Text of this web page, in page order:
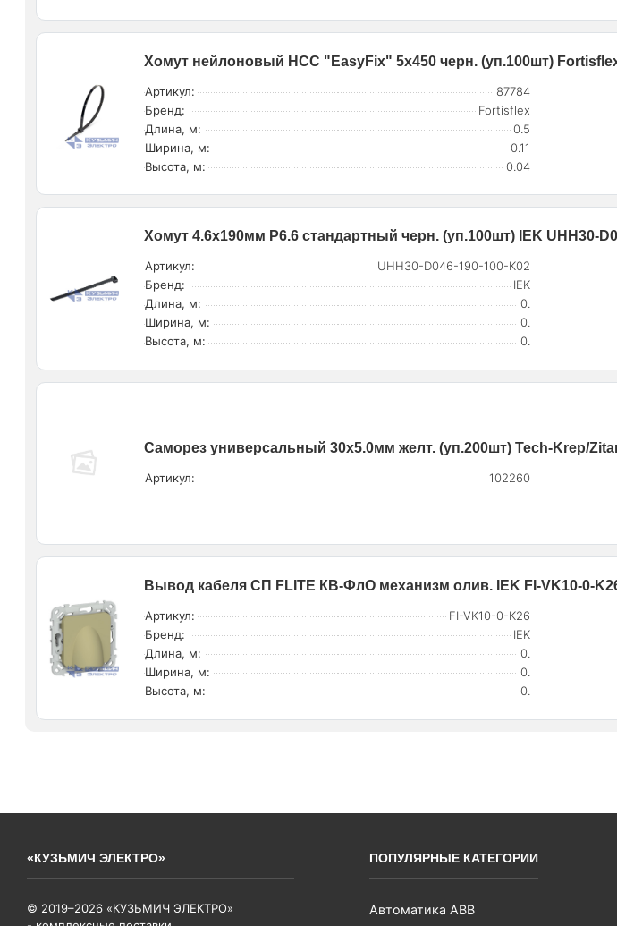
Хомут нейлоновый НСС "EasyFix" 5х450 черн. (уп.100шт)
Артикул:
87784
Бренд:
Fortisflex
Длина, м:
0.5
Ширина, м:
0.11
Высота, м:
0.04
Хомут 4.6х190мм P6.6 стандартный черн. (уп.100шт) IEK UHH30-
Артикул:
UHH30-D046-190-100-K02
Бренд:
IEK
Длина, м:
0.
Ширина, м:
0.
Высота, м:
0.
Саморез универсальный 30х5.0мм желт. (уп.200шт) Tech-Krep/
Артикул: 102260
Вывод кабеля СП FLITE КВ-ФлО механизм олив. IEK FI-VK10-0-
Артикул:
FI-VK10-0-K26
Бренд:
IEK
Длина, м:
0.
Ширина, м:
0.
Высота, м:
0.
«КУЗЬМИЧ ЭЛЕКТРО»
© 2019–2026 «КУЗЬМИЧ ЭЛЕКТРО»
ПОПУЛЯРНЫЕ КАТЕГОРИИ
Автоматика ABB